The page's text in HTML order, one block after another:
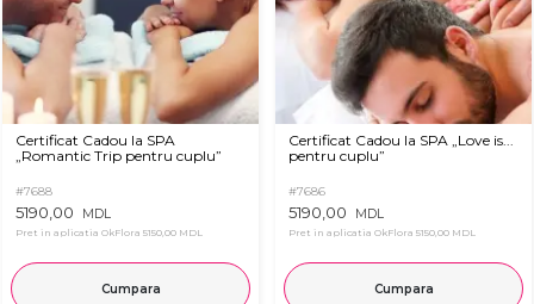
Certificat Cadou la SPA
„Romantic Trip pentru cuplu”
#7688
5190,00 MDL
Pret in aplicatia OkFlora 5150,00 MDL
Cumpara
Certificat Cadou la SPA „Love is...
pentru cuplu”
#7686
5190,00 MDL
Pret in aplicatia OkFlora 5150,00 MDL
Cumpara